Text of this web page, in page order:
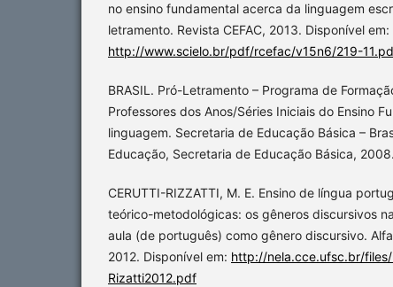
no ensino fundamental acerca da linguagem
letramento. Revista CEFAC, 2013. Disponível em:
http://www.scielo.br/pdf/rcefac/v15n6/219-
BRASIL. Pró-Letramento – Programa de
Professores dos Anos/Séries Iniciais do Ensino
linguagem. Secretaria de Educação Básica –
Educação, Secretaria de Educação Básica, 2008.
CERUTTI-RIZZATTI, M. E. Ensino de língua
teórico-metodológicas: os gêneros discursivos
aula (de português) como gênero discursivo.
2012. Disponível em: http://nela.cce.ufsc.br/
Rizatti2012.pdf